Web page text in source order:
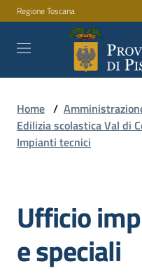
Vai al contenuto
Vai alla navigazione
Vai al footer
Regione Toscana
Amministrazione
Novità
Home /
Edilizia scolastica Val di
Impianti tecnici
Salta al contenuto
Ufficio
e speciali